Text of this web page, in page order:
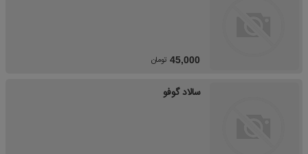
45,000 تومان
سالاد گوفو